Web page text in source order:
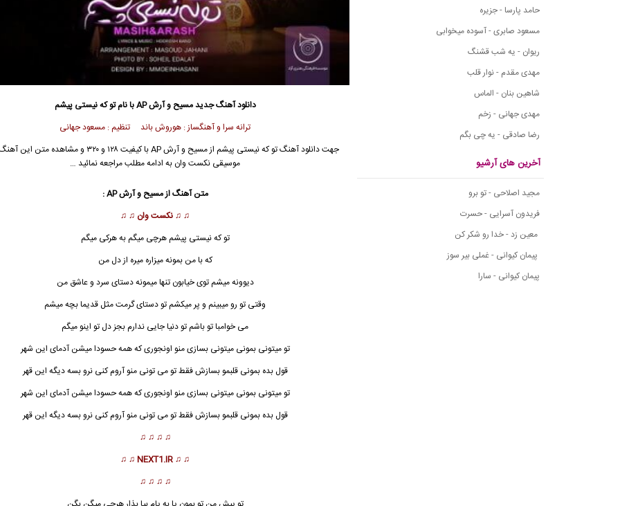
حامد پارسا - جزیره
مسعود صابری - آسوده میخوابی
ریوان - یه شب قشنگ
مهدی مقدم - نوار قلب
شاهین بنان - الماس
مهدی جهانی - زخم
رضا صادقی - یه چی بگم
آخرین های آرشیو
مجید اصلاحی - تو برو
فریدون آسرایی - حسرت
معین زد - خدا رو شکر کن
پیمان کیوانی - غملی بیر سوز
پیمان کیوانی - سارا
دانلود آهنگ جدیدمسیح و آرش AP با نام تو که نیستی پیشم
ترانه سرا و آهنگساز : هوروش باند تنظیم : مسعود جهانی
جهت دانلود آهنگ تو که نیستی پیشم ازمسیح وآرش AP
با کیفیت ۱۲۸ و ۳۲۰ و مشاهده متن این
موسیقی نکست وان به ادامه مطلب مراجعه نمائید …
متن آهنگ از مسیح و آرش AP :
♫ ♫ نکست وان ♫ ♫
تو که نیستی پیشم هرچی میگم به هرکی میگم
که با من بمونه میزاره میره از دل من
دیوونه میشم توی خیابون تنها میمونه دستای سرد و عاشق من
وقتی تو رو میبینم و پر میکشم تو دستای گرمت مثل قدیما بچه میشم
می خوامبا تو باشم تو دنیا جایی ندارم بجز دل تو اینو میگم
تو میتونی بمونی میتونی بسازی منو اونجوری که همه حسودا میشن آدمای این شهر
قول بده بمونی قلبمو بسازش فقط تو می تونی منو آروم کنی نرو بسه دیگه این قهر
تو میتونی بمونی میتونی بسازی منو اونجوری که همه حسودا میشن آدمای این شهر
قول بده بمونی قلبمو بسازش فقط تو می تونی منو آروم کنی نرو بسه دیگه این قهر
♫ ♫ ♫ ♫
♫ ♫
NEXT1.IR
♫ ♫
♫ ♫ ♫ ♫